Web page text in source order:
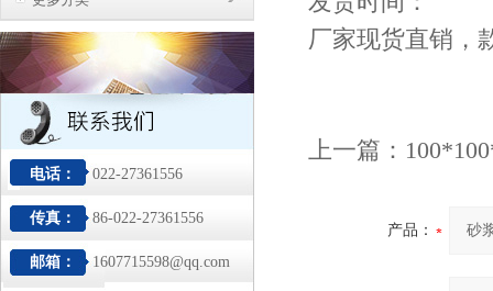
电话： 022-27361556
传真： 86-022-27361556
邮箱： 1607715598@qq.com
厂家现货直销，
上一篇：
产品：